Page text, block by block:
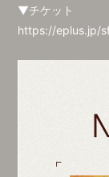
▼チケット
https://eplus.jp/